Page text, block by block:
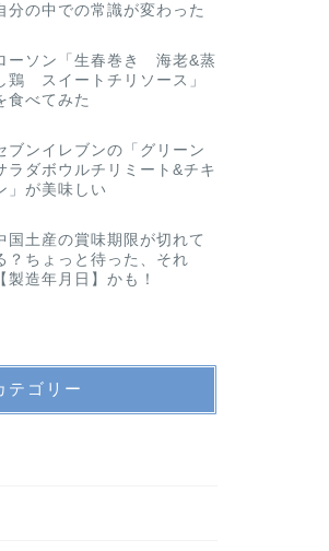
分の中での常識が変わった
ーソン「生春巻き 海老&蒸
鶏 スイートチリソース」
食べてみた
ブンイレブンの「グリーン
ラダボウルチリミート&チキ
」が美味しい
国土産の賞味期限が切れて
？ちょっと待った、それ
【製造年月日】かも！
テゴリー